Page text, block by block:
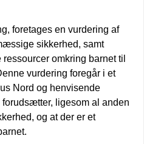
foretages en vurdering af
sikkerhed, samt
omkring barnet til
vurdering foregår i et
Nord og henvisende
ligesom al anden
og at der er et